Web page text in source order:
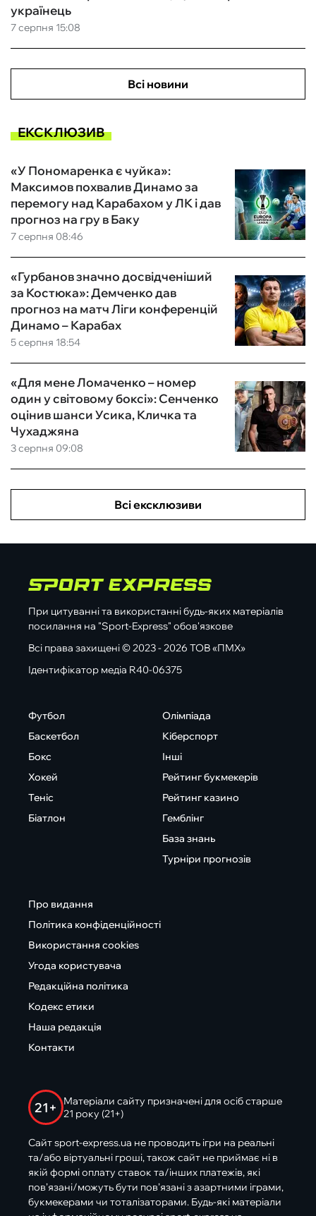
7 серпня 15:08
українець
Всі новини
ЕКСКЛЮЗИВ
7 серпня 08:46
«У Пономаренка є чуйка»:
Максимов похвалив Динамо за
перемогу над Карабахом у ЛК і дав
прогноз на гру в Баку
5 серпня 18:54
«Гурбанов значно досвідченіший
за Костюка»: Демченко дав
прогноз на матч Ліги конференцій
Динамо – Карабах
3 серпня 09:08
«Для мене Ломаченко – номер
один у світовому боксі»: Сенченко
оцінив шанси Усика, Кличка та
Чухаджяна
Всі ексклюзиви
При цитуванні та використанні будь-яких матеріалів
посилання на "Sport-Express" обов'язкове
Всі права захищені © 2023 - 2026 ТОВ «ПМХ»
Ідентифікатор медіа R40-06375
Футбол
Баскетбол
Бокс
Хокей
Теніс
Біатлон
Олімпіада
Кіберспорт
Інші
Рейтинг букмекерів
Рейтинг казино
Гемблінг
База знань
Турніри прогнозів
Про видання
Політика конфіденційності
Використання cookies
Угода користувача
Редакційна політика
Кодекс етики
Наша редакція
Контакти
21+
Матеріали сайту призначені для осіб старше
21 року (21+)
Сайт sport-express.ua не проводить ігри на реальні
та/або віртуальні гроші, також сайт не приймає ні в
якій формі оплату ставок та/інших платежів, які
пов’язані/можуть бути пов’язані з азартними іграми,
букмекерами чи тоталізаторами. Будь-які матеріали